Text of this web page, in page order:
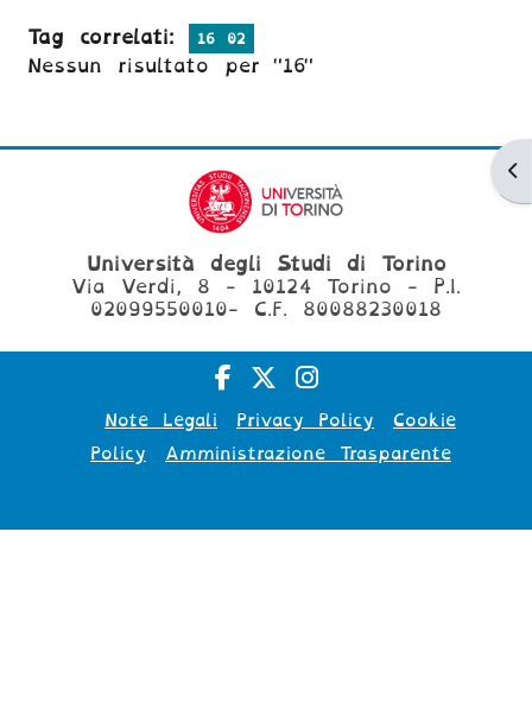
Tag correlati: 16 02
Nessun risultato per "16"
Università degli Studi di Torino
Via Verdi, 8 - 10124 Torino - P.I.
02099550010- C.F. 80088230018
Note Legali Privacy Policy
Cookie
Policy
Amministrazione Trasparente